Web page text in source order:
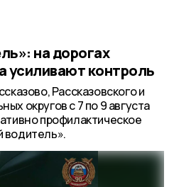
на дорогах
усиливают контроль
Рассказовского и
округов с 7 по 9 августа
профилактическое
водитель».